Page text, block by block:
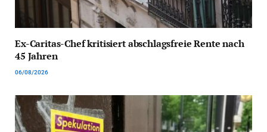
Ex-Caritas-Chef kritisiert abschlagsfreie Rente nach
45 Jahren
06/08/2026